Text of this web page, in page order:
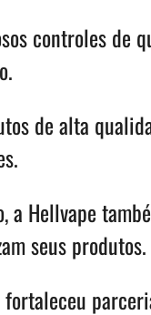
controles de
de alta
a Hellvape
seus produtos.
fortaleceu